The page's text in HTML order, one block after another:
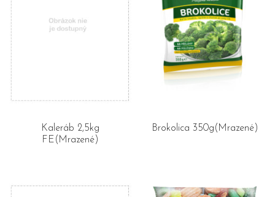
Kaleráb 2,5kg
FE(Mrazené)
Brokolica 350g(Mrazené)